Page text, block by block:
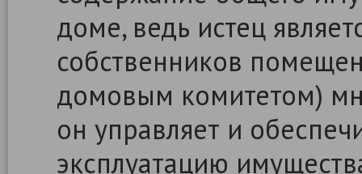
доме, ведь истец
собственников
домовым комитетом)
он управляет и
эксплуатацию